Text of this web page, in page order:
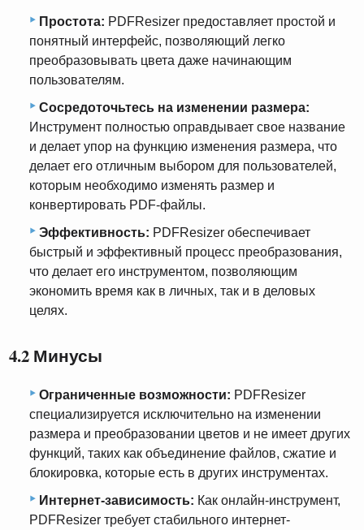
Простота: PDFResizer предоставляет простой и
понятный интерфейс, позволяющий легко
преобразовывать цвета даже начинающим
пользователям.
Сосредоточьтесь на изменении размера:
Инструмент полностью оправдывает свое название
и делает упор на функцию изменения размера, что
делает его отличным выбором для пользователей,
которым необходимо изменять размер и
конвертировать PDF-файлы.
Эффективность: PDFResizer обеспечивает
быстрый и эффективный процесс преобразования,
что делает его инструментом, позволяющим
экономить время как в личных, так и в деловых
целях.
4.2 Минусы
Ограниченные возможности: PDFResizer
специализируется исключительно на изменении
размера и преобразовании цветов и не имеет других
функций, таких как объединение файлов, сжатие и
блокировка, которые есть в других инструментах.
Интернет-зависимость: Как онлайн-инструмент,
PDFResizer требует стабильного интернет-